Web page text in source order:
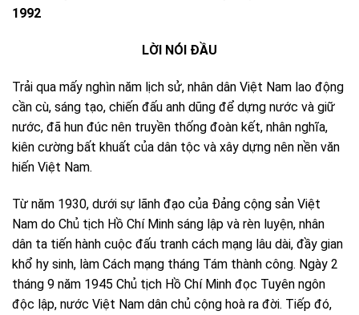
1992
LỜI NÓI ĐẦU
Trải qua mấy nghìn năm lịch sử, nhân dân Việt Nam lao động
cần cù, sáng tạo, chiến đấu anh dũng để dựng nước và giữ
nước, đã hun đúc nên truyền thống đoàn kết, nhân nghĩa,
kiên cường bất khuất của dân tộc và xây dựng nên nền văn
hiến Việt Nam.
Từ năm 1930, dưới sự lãnh đạo của Đảng cộng sản Việt
Nam do Chủ tịch Hồ Chí Minh sáng lập và rèn luyện, nhân
dân ta tiến hành cuộc đấu tranh cách mạng lâu dài, đầy gian
khổ hy sinh, làm Cách mạng tháng Tám thành công. Ngày 2
tháng 9 năm 1945 Chủ tịch Hồ Chí Minh đọc Tuyên ngôn
độc lập, nước Việt Nam dân chủ cộng hoà ra đời. Tiếp đó,